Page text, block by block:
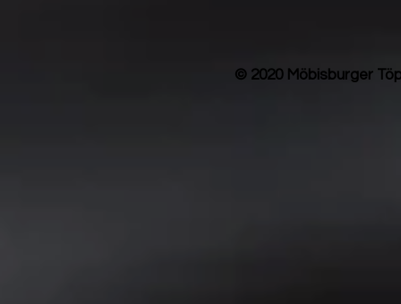
© 2020 Möbisburger